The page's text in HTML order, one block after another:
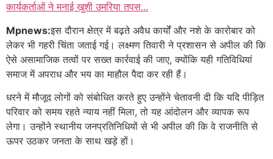
कार्यकर्ताओं ने मनाई खुशी उमरिया तपस...
Mpnews:इस दौरान क्षेत्र में बढ़ते अवैध कार्यों और नशे के कारोबार को
लेकर भी गहरी चिंता जताई गई। लक्ष्मण तिवारी ने प्रशासन से अपील की कि
ऐसे असामाजिक तत्वों पर सख्त कार्रवाई की जाए, क्योंकि यही गतिविधियां
समाज में अपराध और भय का माहौल पैदा कर रही हैं।
धरने में मौजूद लोगों को संबोधित करते हुए उन्होंने चेतावनी दी कि यदि पीड़ित
परिवार को समय रहते न्याय नहीं मिला, तो यह आंदोलन और व्यापक रूप
लेगा। उन्होंने स्थानीय जनप्रतिनिधियों से भी अपील की कि वे राजनीति से
ऊपर उठकर जनता के साथ खड़े हों।